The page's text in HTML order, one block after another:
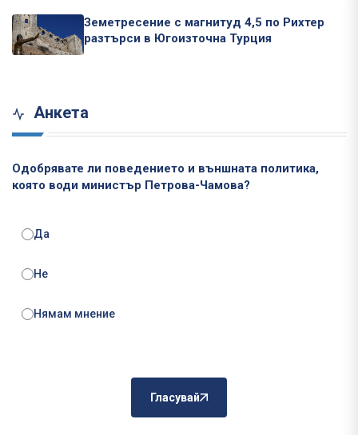
Земетресение с магнитуд 4,5 по Рихтер
разтърси в Югоизточна Турция
Анкета
Одобрявате ли поведението и външната политика,
която води министър Петрова-Чамова?
Да
Не
Нямам мнение
Гласувай